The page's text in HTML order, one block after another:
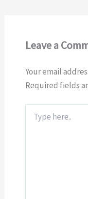
Leave a
Your email
Required fields
here..